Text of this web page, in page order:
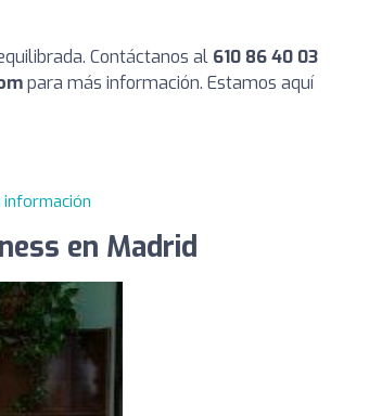
Contáctanos al 610 86 40 03
para más información. Estamos aquí
en Madrid